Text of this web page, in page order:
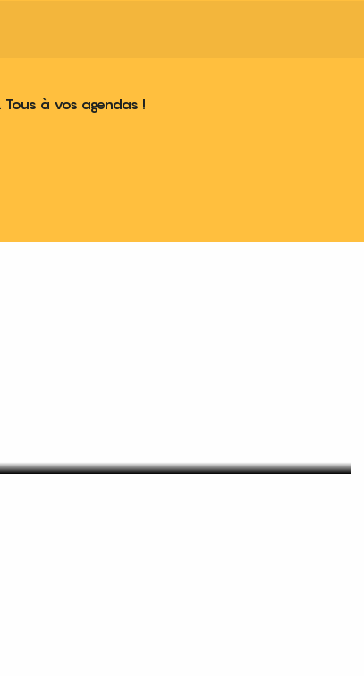
Tous à vos agendas !